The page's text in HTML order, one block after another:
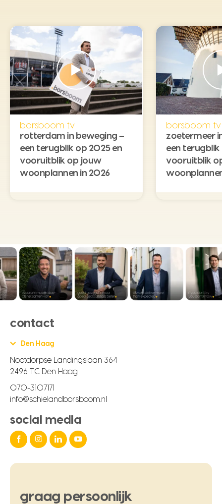
borsboom tv
rotterdam in beweging –
een terugblik op 2025 en
vooruitblik op jouw
woonplannen in 2026
borsboom tv
zoetermeer
een terugblik
vooruitblik
contact
Den Haag
Nootdorpse Landingslaan 364
2496 TC Den Haag
070-3107171
info@schielandborsboom.nl
social media
graag persoonlijk